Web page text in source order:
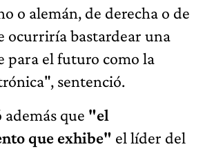
o alemán, de derecha o de
ocurriría bastardear una
para el futuro como la
sentenció.
que "el
que exhibe" el líder del